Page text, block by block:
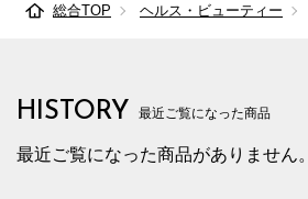
総合TOP ヘルス・ビューティー
HISTORY 最近ご覧になった商品
最近ご覧になった商品がありません。